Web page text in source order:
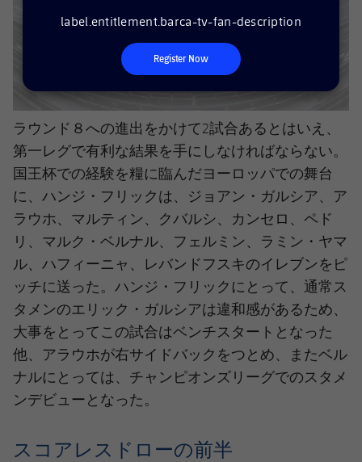
label.entitlement.barca-tv-fan-description
Register Now
ラウンド８への進出をかけて2試合あるとはいえ、
第一レグで有利な結果を手にしなければならない。
国王杯での経験を糧に臨んだヨーロッパでの舞台
に、ハンジ・フリックは、ジョアン・ガルシア、ア
ラウホ、マルティン、クバルシ、カンセロ、ペド
リ、マルク・ベルナル、フェルミン、ラミン・ヤマ
ル、ハフィーニャ、レバンドフスキのイレブンをピ
ッチに送った。ハンジ・フリックにとって、通常ス
タメンのエリック・ガルシアは違和感があるため、
大事をとってこの試合はベンチスタートとなった
他、アラウホが右サイドバックをつとめ、またベル
ナルにとっては、チャンピオンズリーグでのスタメ
ンデビューとなった。
スコアレスドローの前半